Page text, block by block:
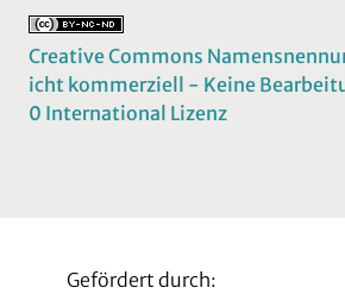
Creative Commons
icht kommerziell - Keine
0 International Lizenz
Gefördert durch: